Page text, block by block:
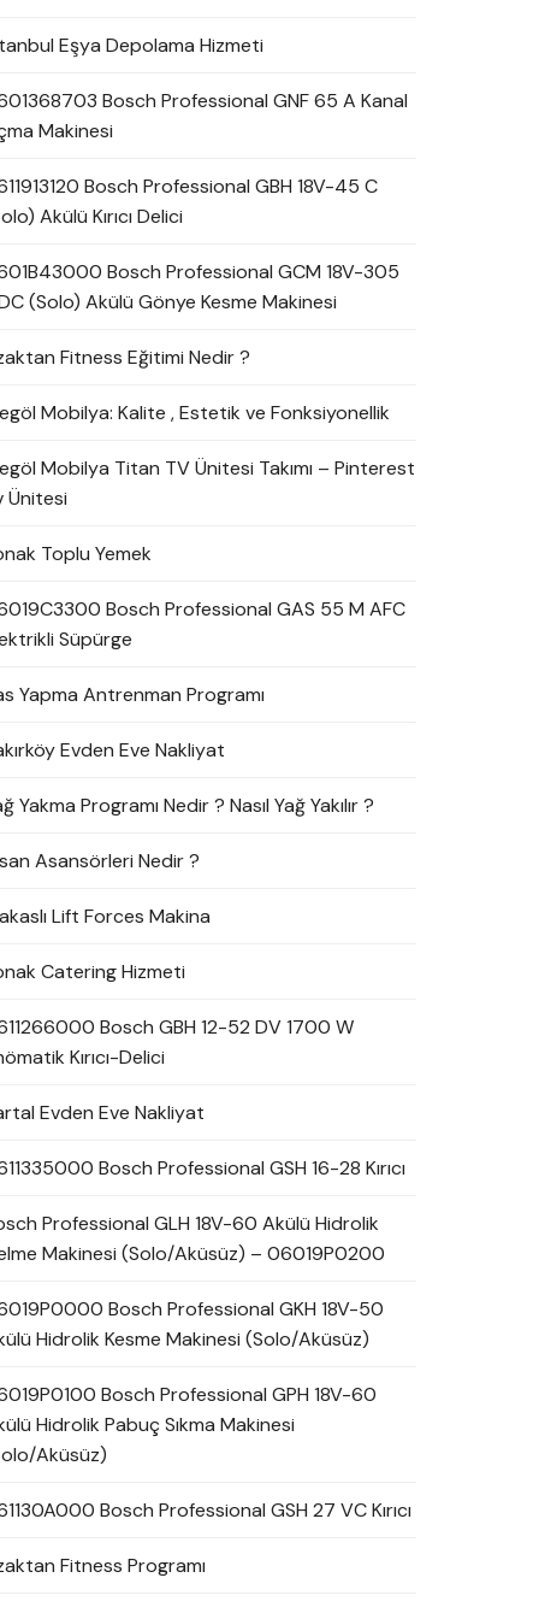
Eşya Depolama Hizmeti
Bosch Professional GNF 65 A Kanal
Makinesi
Bosch Professional GBH 18V-45 C
Akülü Kırıcı Delici
Bosch Professional GCM 18V-305
(Solo) Akülü Gönye Kesme Makinesi
Fitness Eğitimi Nedir ?
Mobilya: Kalite , Estetik ve Fonksiyonellik
Mobilya Titan TV Ünitesi Takımı – Pinterest
Ünitesi
Toplu Yemek
Bosch Professional GAS 55 M AFC
Süpürge
Yapma Antrenman Programı
Evden Eve Nakliyat
Yakma Programı Nedir ? Nasıl Yağ Yakılır ?
Asansörleri Nedir ?
Lift Forces Makina
Catering Hizmeti
Bosch GBH 12-52 DV 1700 W
Kırıcı-Delici
Evden Eve Nakliyat
Bosch Professional GSH 16-28 Kırıcı
Professional GLH 18V-60 Akülü Hidrolik
Makinesi (Solo/Aküsüz) – 06019P0200
Bosch Professional GKH 18V-50
Hidrolik Kesme Makinesi (Solo/Aküsüz)
Bosch Professional GPH 18V-60
Hidrolik Pabuç Sıkma Makinesi
Aküsüz)
Bosch Professional GSH 27 VC Kırıcı
Fitness Programı